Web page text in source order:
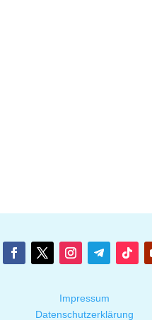
Impressum
Datenschutzerklärung